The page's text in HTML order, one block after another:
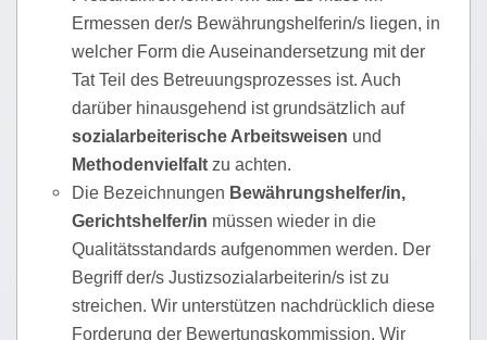
Ermessen der/s Bewährungshelferin/s liegen, in
welcher Form die Auseinandersetzung mit der
Tat Teil des Betreuungsprozesses ist. Auch
darüber hinausgehend ist grundsätzlich auf
sozialarbeiterische Arbeitsweisen und
Methodenvielfalt zu achten.
Die Bezeichnungen Bewährungshelfer/in,
Gerichtshelfer/in müssen wieder in die
Qualitätsstandards aufgenommen werden. Der
Begriff der/s Justizsozialarbeiterin/s ist zu
streichen. Wir unterstützen nachdrücklich diese
Forderung der Bewertungskommission. Wir